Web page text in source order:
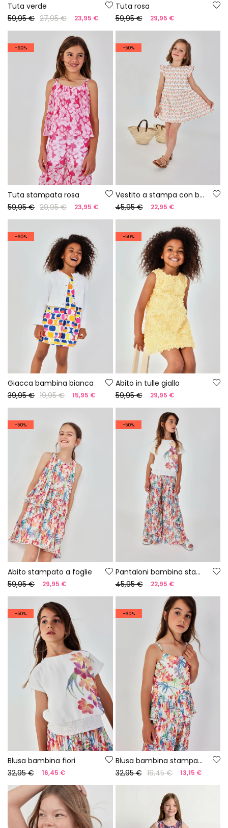
Tuta verde
59,95 € 27,95 € 23,95 €
Tuta rosa
59,95 €
29,95 €
-60%
Tuta stampata rosa
59,95 € 29,95 € 23,95 €
-50%
Vestito a stampa con bordure
45,95 €
22,95 €
-60%
Giacca bambina bianca
39,95 € 19,95 € 15,95 €
-50%
Abito in tulle giallo
59,95 €
29,95 €
-50%
Abito stampato a foglie
59,95 €
29,95 €
-50%
Pantaloni bambina stampati a foglie a zampa d\'elefante
45,95 €
22,95 €
-50%
Blusa bambina fiori
32,95 €
16,45 €
-60%
Blusa bambina stampata foglia
32,95 € 16,45 € 13,15 €